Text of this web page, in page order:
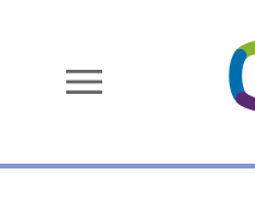
menu